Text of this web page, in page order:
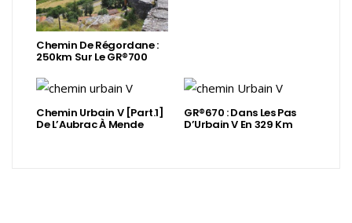
Chemin De Régordane :
250km Sur Le GR®700
Chemin Urbain V [Part.1]
De L’Aubrac À Mende
GR®670 : Dans Les Pas
D’Urbain V En 329 Km